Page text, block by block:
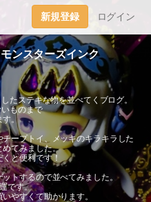
新規登録 ログイン
ンスターズインク
たステキな物を並べてくブログ。
ものまで
す。
ープトイ、メッキのキラキラした
めてみました。
と便利です！
トするので並べてみました。
です。
やすくて助かります。